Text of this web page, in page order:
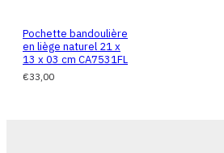
Pochette bandoulière
en liège naturel 21 x
13 x 03 cm CA7531FL
€33,00